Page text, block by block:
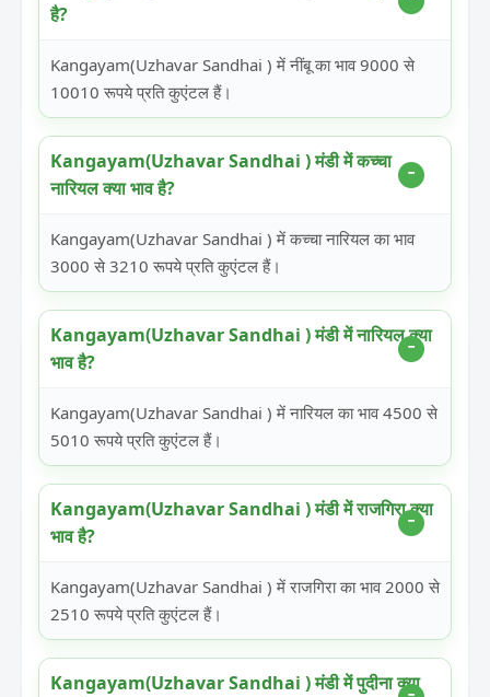
है?
Kangayam(Uzhavar Sandhai ) में नींबू का भाव 9000 से
10010 रूपये प्रति कुएंटल हैं।
Kangayam(Uzhavar Sandhai ) मंडी में कच्चा
नारियल क्या भाव है?
Kangayam(Uzhavar Sandhai ) में कच्चा नारियल का भाव
3000 से 3210 रूपये प्रति कुएंटल हैं।
Kangayam(Uzhavar Sandhai ) मंडी में नारियल क्या
भाव है?
Kangayam(Uzhavar Sandhai ) में नारियल का भाव 4500 से
5010 रूपये प्रति कुएंटल हैं।
Kangayam(Uzhavar Sandhai ) मंडी में राजगिरा क्या
भाव है?
Kangayam(Uzhavar Sandhai ) में राजगिरा का भाव 2000 से
2510 रूपये प्रति कुएंटल हैं।
Kangayam(Uzhavar Sandhai ) मंडी में पुदीना क्या